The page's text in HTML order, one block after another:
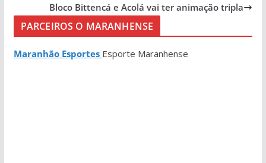
Bloco Bittencá e Acolá vai ter animação tripla
PARCEIROS O MARANHENSE
Maranhão Esportes Esporte Maranhense